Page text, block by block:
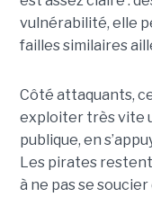
vulnérabilité, elle
failles similaires
Côté attaquants,
exploiter très vite
publique, en
Les pirates
à ne pas se